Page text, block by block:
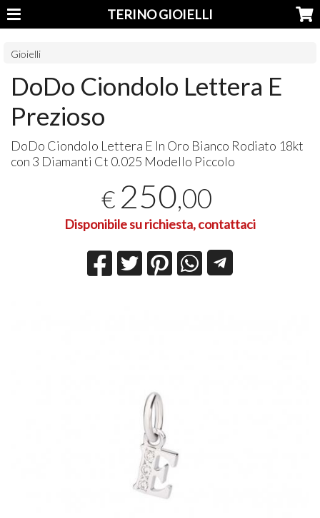
TERINO GIOIELLI
Gioielli
DoDo Ciondolo Lettera E
Prezioso
DoDo Ciondolo Lettera E In Oro Bianco Rodiato 18kt
con 3 Diamanti Ct 0.025 Modello Piccolo
€ 250,00
Disponibile su richiesta, contattaci